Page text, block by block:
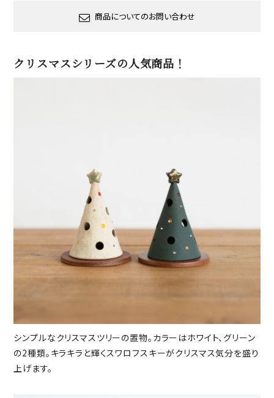
商品についてのお問い合わせ
クリスマスシリーズの人気商品！
シンプルなクリスマスツリーの置物。カラーはホワイト、グリーン
の2種類。キラキラと輝くスワロフスキーがクリスマス気分を盛り
上げます。